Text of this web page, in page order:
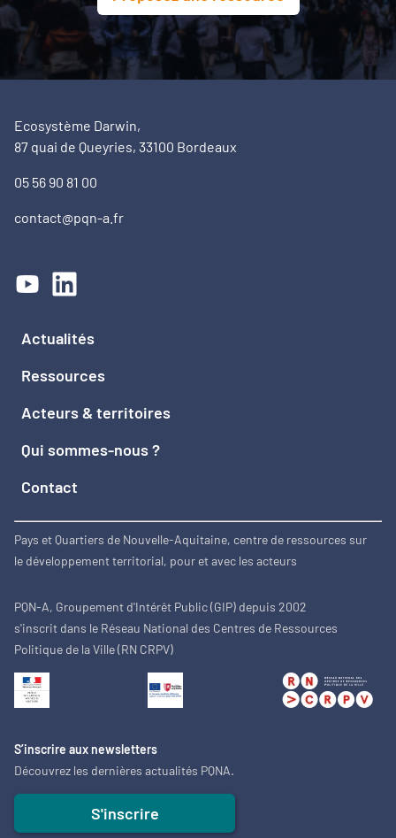
Ecosystème Darwin,
87 quai de Queyries, 33100 Bordeaux
05 56 90 81 00
contact@pqn-a.fr
Actualités
Ressources
Acteurs & territoires
Qui sommes-nous ?
Contact
Pays et Quartiers de Nouvelle-Aquitaine, centre de ressources sur
le développement territorial, pour et avec les acteurs
PQN-A, Groupement d'Intérêt Public (GIP) depuis 2002
s'inscrit dans le Réseau National des Centres de Ressources
Politique de la Ville (RN CRPV)
S’inscrire aux newsletters
Découvrez les dernières actualités PQNA.
S'inscrire